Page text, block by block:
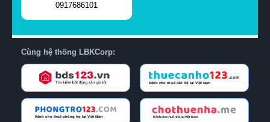
0917686101
Cùng hệ thống LBKCorp: